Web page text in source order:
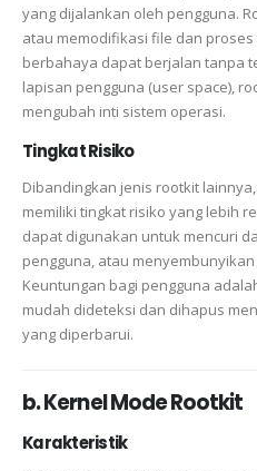
yang dijalankan oleh pengguna.
atau memodifikasi file dan
berbahaya dapat berjalan tanpa
lapisan pengguna (user space),
mengubah inti sistem operasi.
Tingkat Risiko
Dibandingkan jenis rootkit
memiliki tingkat risiko yang lebih
dapat digunakan untuk mencuri
pengguna, atau
Keuntungan bagi pengguna
mudah dideteksi dan dihapus
yang diperbarui.
b. Kernel Mode Rootkit
Karakteristik